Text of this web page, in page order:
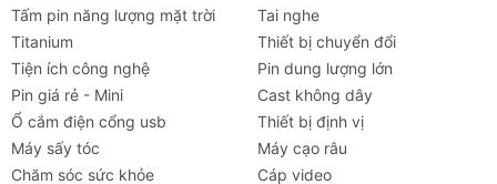
Tấm pin năng lượng mặt trời
Tai nghe
Titanium
Thiết bị chuyển đổi
Tiện ích công nghệ
Pin dung lượng lớn
Pin giá rẻ - Mini
Cast không dây
Ổ cắm điện cổng usb
Thiết bị định vị
Máy sấy tóc
Máy cạo râu
Chăm sóc sức khỏe
Cáp video